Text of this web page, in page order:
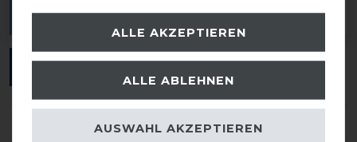
verfassen.
ALLE AKZEPTIEREN
ALLE ABLEHNEN
AUSWAHL AKZEPTIEREN